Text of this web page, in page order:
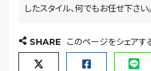
したスタイル、何でもお任せ下さい。
SHARE このページをシェアす